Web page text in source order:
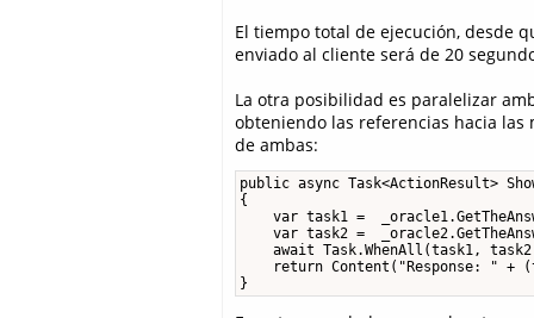
El tiempo total de ejecución, desde
enviado al cliente será de 20
La otra posibilidad es paralelizar
obteniendo las referencias hacia las
de ambas:
public async Task<ActionResult>
{
var task1 =
var task2 =
await Task.WhenAll(task1,
return Content("Response: " +
}